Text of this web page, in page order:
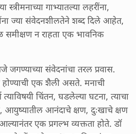
गाभ्यातल्या लहरींना,
ज्या संवेदनशीलतेने शब्द दिले आहेत,
न राहता एक भावनिक
जगण्याच्या संवेदनांचा तरल प्रवास.
होण्याची एक शैली असते. मनाची
चिंतन, घडलेल्या घटना, त्याचा
आयुष्यातील आनंदाचे क्षण, दुःखाचे क्षण
एक प्रगल्भ व्यक्तता होते. डॉ